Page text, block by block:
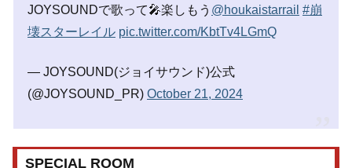
JOYSOUNDで歌って🎤楽しもう @houkaistarrail #崩
壊スターレイル pic.twitter.com/KbtTv4LGmQ
— JOYSOUND(ジョイサウンド)公式
(@JOYSOUND_PR) October 21, 2024
SPECIAL ROOM